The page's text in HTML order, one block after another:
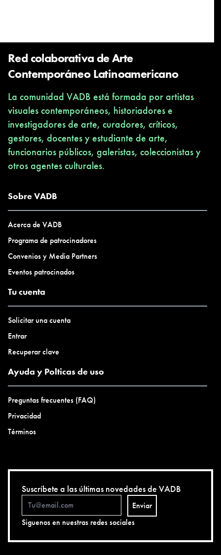
Red colaborativa de Arte
Contemporáneo Latinoamericano
La comunidad VADB está formada por artistas
visuales contemporáneos, historiadores e
investigadores de arte, curadores, críticos,
gestores, docentes y estudiante de arte,
funcionarios públicos, galeristas, coleccionistas y
otros agentes culturales.
Sobre VADB
Acerca de VADB
Programa de patrocinadores
Convenios y Media Partners
Eventos patrocinados
Tu cuenta
Solicitar una cuenta
Entrar
Recuperar clave
Ayuda y Polticas de uso
Preguntas frecuentes (FAQ)
Privacidad
Términos
Suscríbete a las últimas novedades de VADB
Enviar
Siguenos en nuestras redes sociales